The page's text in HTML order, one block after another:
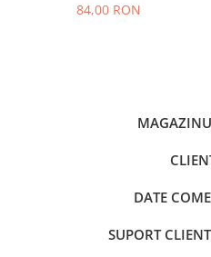
84,00 RON
DATE
SUPORT